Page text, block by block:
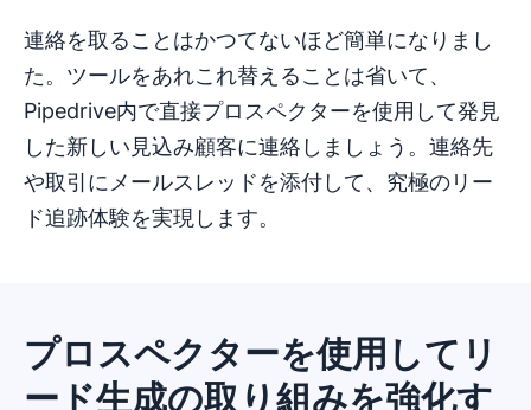
連絡を取ることはかつてないほど簡単になりまし
た。ツールをあれこれ替えることは省いて、
Pipedrive内で直接プロスペクターを使用して発見
した新しい見込み顧客に連絡しましょう。連絡先
や取引にメールスレッドを添付して、究極のリー
ド追跡体験を実現します。
プロスペクターを使用してリ
ード生成の取り組みを強化す